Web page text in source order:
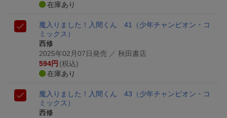
在庫あり
魔入りました！入間くん 41
（少年チャンピオン・コ
ミックス）
西修
2025年02月07日発売 ／ 秋田書店
594円 (税込)
在庫あり
魔入りました！入間くん 43 （少年チャンピオン・コ
ミックス）
西修